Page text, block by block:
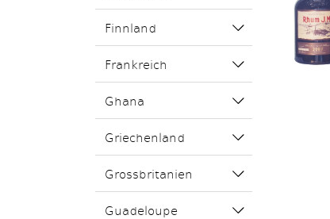
Finnland
Frankreich
Ghana
Griechenland
Grossbritanien
Guadeloupe